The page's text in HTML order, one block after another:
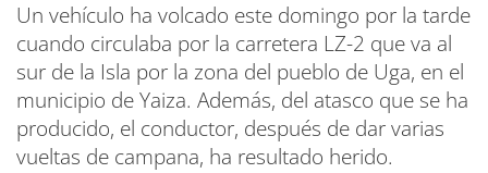
Un vehículo ha volcado este domingo por la tarde
cuando circulaba por la carretera LZ-2 que va al
sur de la Isla por la zona del pueblo de Uga, en el
municipio de Yaiza. Además, del atasco que se ha
producido, el conductor, después de dar varias
vueltas de campana, ha resultado herido.